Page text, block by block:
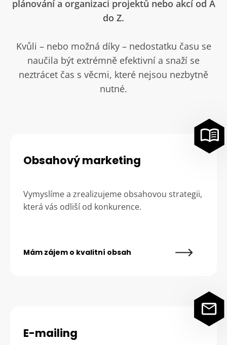
plánování a organizaci projektů nebo akcí od A
do Z.
Kvůli – nebo možná díky – nedostatku času se
naučila být extrémně efektivní a snaží se
neztrácet čas s věcmi, které nejsou nezbytně
nutné.
Obsahový marketing
Vymyslíme a zrealizujeme obsahovou strategii,
která vás odliší od konkurence.
Mám zájem o kvalitní obsah
E-mailing